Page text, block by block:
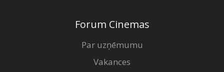
Forum Cinemas
Par uzņēmumu
Vakances